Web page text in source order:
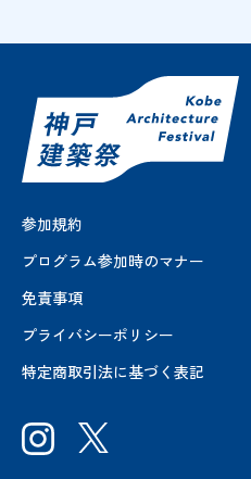
参加規約
プログラム参加時のマナー
免責事項
プライバシーポリシー
特定商取引法に基づく表記